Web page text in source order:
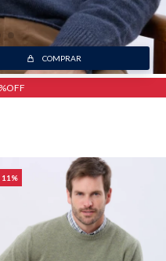
COMPRAR
11